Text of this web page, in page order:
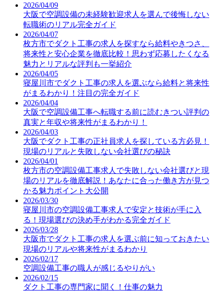
2026/04/09
大阪で空調設備の未経験歓迎求人を選んで後悔しない
転職術のリアル完全ガイド
2026/04/07
枚方市でダクト工事の求人を探すなら給料やきつさ、
将来性と安心企業を徹底比較！思わず応募したくなる
魅力とリアルな評判も一挙紹介
2026/04/05
寝屋川市でダクト工事の求人を選ぶなら給料と将来性
がまるわかり！注目の完全ガイド
2026/04/04
大阪で空調設備工事へ転職する前に読むきつい評判の
真実と年収や将来性がまるわかり！
2026/04/03
大阪でダクト工事の正社員求人を探している方必見！
現場のリアルと失敗しない会社選びの秘訣
2026/04/01
枚方市の空調設備工事求人で失敗しない会社選びと現
場のリアルを徹底解説！あなたに合った働き方が見つ
かる魅力ポイント大公開
2026/03/30
寝屋川市の空調設備工事求人で安定と技術が手に入
る！現場選びの決め手がわかる完全ガイド
2026/03/28
大阪市でダクト工事の求人を選ぶ前に知っておきたい
現場のリアルや将来性がまるわかり
2026/02/17
空調設備工事の職人が感じるやりがい
2026/02/15
ダクト工事の専門家に聞く！仕事の魅力